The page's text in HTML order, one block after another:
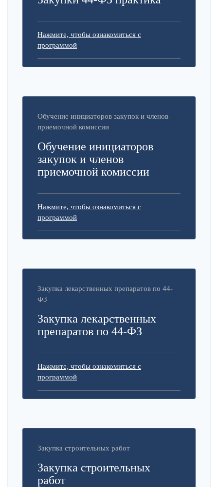
Нажмите, чтобы ознакомиться с
программой
Обучение инициаторов закупок и членов
приемочной комиссии
Обучение инициаторов
закупок и членов
приемочной комиссии
Нажмите, чтобы ознакомиться с
программой
Закупка лекарственных препаратов по 44-
ФЗ
Закупка лекарственных
препаратов по 44-ФЗ
Нажмите, чтобы ознакомиться с
программой
Закупка строительных работ
Закупка строительных
работ